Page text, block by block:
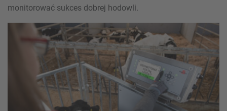
monitorować sukces dobrej hodowli.